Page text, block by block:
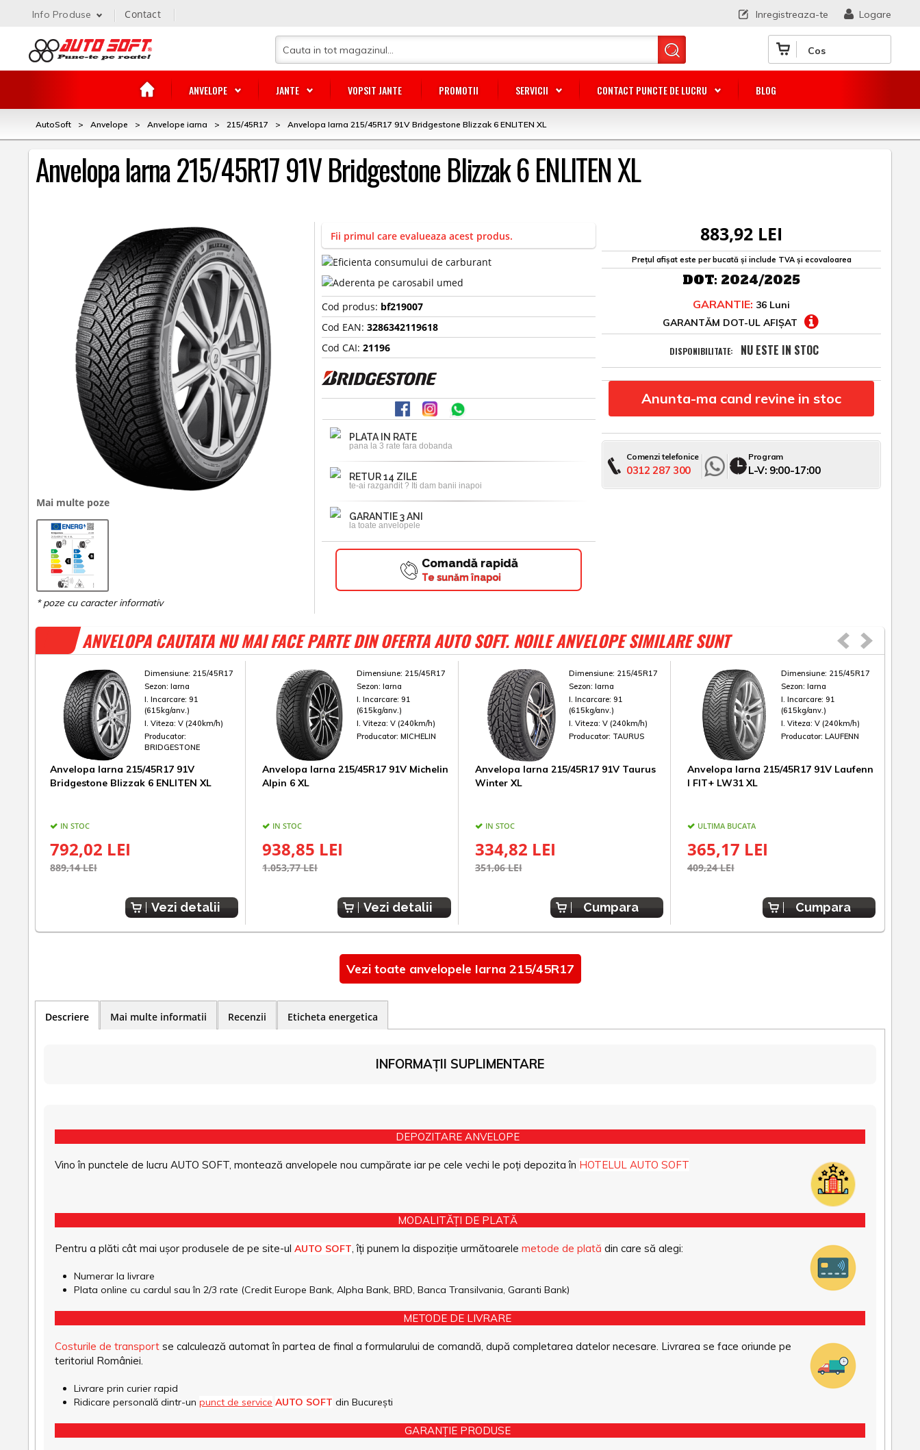
Cos
ANVELOPE JANTE VOPSIT JANTE PROMOTII SERVICII CONTACT PUNCTE DE LUCRU BLOG
Logare
Inregistreaza-te
Info Produse Contact
AutoSoft > Anvelope > Anvelope iarna > 215/45R17 > Anvelopa Iarna 215/45R17 91V Bridgestone Blizzak 6 ENLITEN XL
Anvelopa Iarna 215/45R17 91V Bridgestone Blizzak 6 ENLITEN XL
Mai multe poze
Fii primul care evalueaza acest produs.
Cod produs: bf219007
Cod EAN:3286342119618
Cod CAI:21196
PLATA IN RATE
pana la 3 rate fara dobanda
RETUR 14 ZILE
te-ai razgandit ? Iti dam banii inapoi
GARANTIE 3 ANI
la toate anvelopele
Comandă rapidă
Te sunăm înapoi
883,92 LEI
Prețul afișat este per bucată și include TVA și ecovaloarea
DOT: 2024/2025
GARANTIE: 36 Luni
GARANTĂM DOT-UL AFIȘAT
DISPONIBILITATE: NU ESTE IN STOC
Anunta-ma cand revine in stoc
Comenzi telefonice
0312 287 300
Program
L-V: 9:00-17:00
ANVELOPA CAUTATA NU MAI FACE PARTE DIN OFERTA AUTO SOFT. NOILE ANVELOPE SIMILARE SUNT
Dimensiune: 215/45R17
Sezon: Iarna
I. Incarcare: 91
(615kg/anv.)
I. Viteza: V (240km/h)
Producator:
BRIDGESTONE
Anvelopa Iarna 215/45R17 91V
Bridgestone Blizzak 6 ENLITEN XL
IN STOC
792,02 LEI
889,14 LEI
Vezi detalii
Dimensiune: 215/45R17
Sezon: Iarna
I. Incarcare: 91
(615kg/anv.)
I. Viteza: V (240km/h)
Producator: MICHELIN
Anvelopa Iarna 215/45R17 91V Michelin
Alpin 6 XL
IN STOC
938,85 LEI
1.053,77 LEI
Vezi detalii
Dimensiune: 215/45R17
Sezon:Iarna
I. Incarcare:91
(615kg/anv.)
I. Viteza:V (240km/h)
Producator: TAURUS
Anvelopa Iarna 215/45R17 91V Taurus
Winter XL
IN STOC
334,82 LEI
351,06 LEI
Cumpara
Dimensiune: 215/45R17
Sezon:Iarna
I. Incarcare:91
(615kg/anv.)
I. Viteza:V (240km/h)
Producator:LAUFENN
Anvelopa Iarna 215/45R17 91V Laufenn
I FIT+ LW31 XL
ULTIMA BUCATA
365,17 LEI
409,24 LEI
Cumpara
Vezi toate anvelopele Iarna 215/45R17
Descriere Mai multe informatii Recenzii Eticheta energetica
INFORMAȚII SUPLIMENTARE
DEPOZITARE ANVELOPE
Vino în punctele de lucru AUTO SOFT, montează anvelopele nou cumpărate iar pe cele vechi le poți depozita în HOTELUL AUTO SOFT
MODALITĂȚI DE PLATĂ
Pentru a plăti cât mai ușor produsele de pe site-ul AUTO SOFT, îți punem la dispoziție următoarele metode de plată din care să alegi:
Numerar la livrare
Plata online cu cardul sau în 2/3 rate (Credit Europe Bank, Alpha Bank, BRD, Banca Transilvania, Garanti Bank)
METODE DE LIVRARE
Costurile de transport se calculează automat în partea de final a formularului de comandă, după completarea datelor necesare. Livrarea se face oriunde pe
teritoriul României.
Livrare prin curier rapid
Ridicare personală dintr-un punct de service AUTO SOFT din București
GARANȚIE PRODUSE